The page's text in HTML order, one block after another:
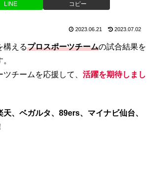
LINE コピー
2023.06.21 2023.07.02
構えるプロスポーツチームの試合結果を
チームを応援して、 活躍を期待しまし
天、ベガルタ、89ers、マイナビ仙台、